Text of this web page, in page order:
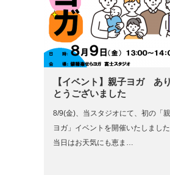
【イベント】親子ヨガ あ
とうございました
8/9(金)、当スタジオにて、初の「
ヨガ」イベントを開催いたしました
当日はお天気にも恵ま…